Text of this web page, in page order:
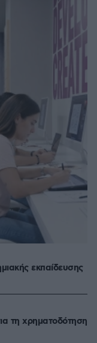
εκπαίδευσης
τη χρηματοδότηση